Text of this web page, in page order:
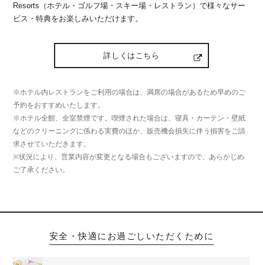
Resorts（ホテル・ゴルフ場・スキー場・レストラン）で様々なサー
ビス・特典をお楽しみいただけます。
詳しくはこちら
※ホテル内レストランをご利用の場合は、満席の場合があるため早めのご
予約をおすすめいたします。
※ホテル全館、全室禁煙です。喫煙された場合は、寝具・カーテン・壁紙
などのクリーニングに係わる実費のほか、販売機会損失に伴う損害をご請
求させていただきます。
※状況により、営業内容が変更となる場合もございますので、あらかじめ
ご了承ください。
安全・快適にお過ごしいただくために